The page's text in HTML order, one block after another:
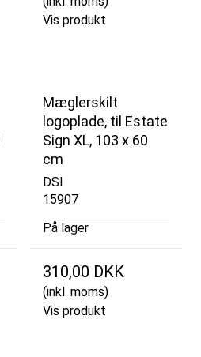
Vis produkt
Mæglerskilt
logoplade, til Estate
Sign XL, 103 x 60
cm
DSI
15907
På lager
310,00 DKK
(inkl. moms)
Vis produkt